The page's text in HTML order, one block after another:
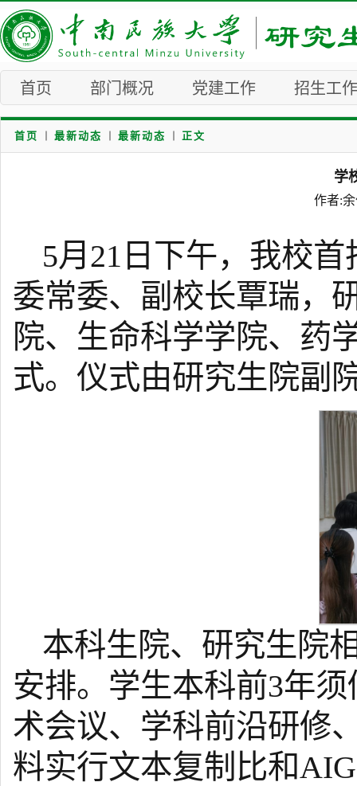
首页 部门概况 党建工作 招生工作
首页 最新动态 最新动态 正文
学
作者:
5月21日下午，我校
委常委、副校长覃瑞，
院、生命科学学院、药
式。仪式由研究生院副
本科生院、研究生院
安排。学生本科前3年
术会议、学科前沿研修
料实行文本复制比和